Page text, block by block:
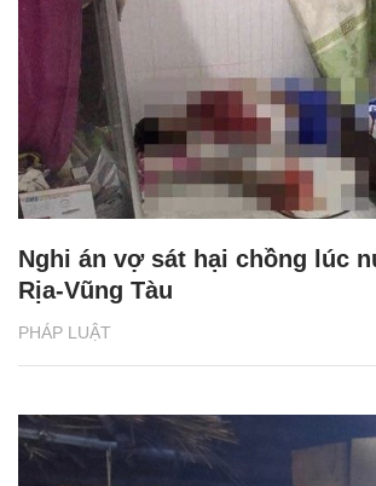
PHÁP LUẬT
Nghi án vợ sát hại chồng lúc
Rịa-Vũng Tàu